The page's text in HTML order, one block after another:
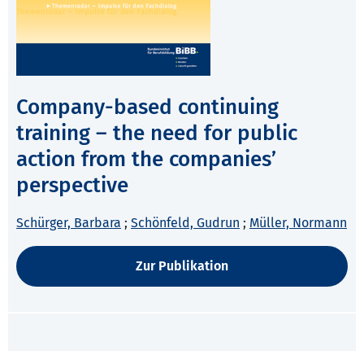
Company-based continuing
training – the need for public
action from the companies’
perspective
Schürger, Barbara ; Schönfeld, Gudrun ; Müller, Normann
Zur Publikation